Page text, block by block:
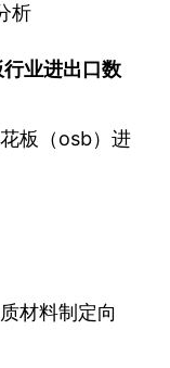
析
业进出口数
板（osb）进
材料制定向